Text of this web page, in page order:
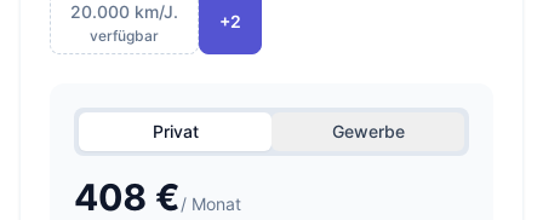
20.000 km/J.
verfügbar
+2
Privat Gewerbe
408 €/ Monat